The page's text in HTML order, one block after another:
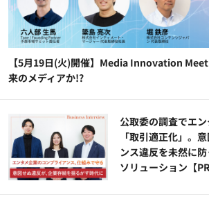
【5月19日(火)開催】Media Innovation
来のメディアか!?
公​​取委の調査でエ
「取引適正化」。
ンス違反を未然に
ソリューション​【PR